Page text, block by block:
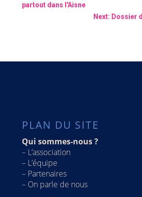
partout dans l'Aisne
Next: Dossier
PLAN DU SITE
Qui sommes-nous ?
– L’association
– L’équipe
– Partenaires
– On parle de nous